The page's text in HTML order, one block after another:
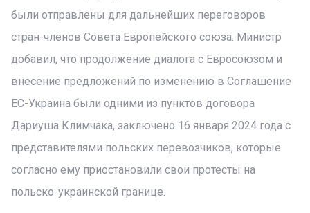
были отправлены для дальнейших переговоров
стран-членов Совета Европейского союза. Министр
добавил, что продолжение диалога с Евросоюзом и
внесение предложений по изменению в Соглашение
ЕС-Украина были одними из пунктов договора
Дариуша Климчака, заключено 16 января 2024 года с
представителями польских перевозчиков, которые
согласно ему приостановили свои протесты на
польско-украинской границе.